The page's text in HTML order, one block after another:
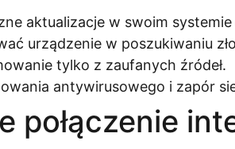
aktualizacje w swoim
urządzenie w poszukiwaniu
tylko z zaufanych źródeł.
antywirusowego i zapór
połączenie